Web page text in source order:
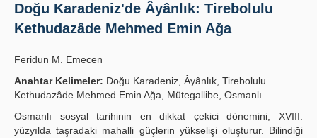
Yazım Kuralları
Kılavuzlar
İletişim
Doğu Karadeniz'de Âyânlık: Tirebolulu
Kethudazâde Mehmed Emin Ağa
Feridun M. Emecen
Anahtar Kelimeler: Doğu Karadeniz, Âyânlık, Tirebolulu
Kethudazâde Mehmed Emin Ağa, Mütegallibe, Osmanlı
Osmanlı sosyal tarihinin en dikkat çekici dönemini, XVIII.
yüzyılda taşradaki mahalli güçlerin yükselişi oluşturur. Bilindiği